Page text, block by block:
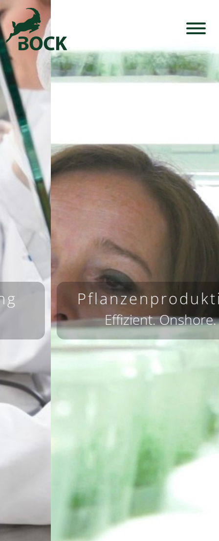
Pflanzenproduktion
Effizient. Onshore.